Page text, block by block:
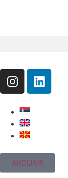
AKCIJA!!!